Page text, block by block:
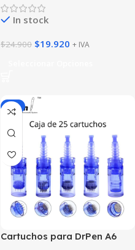
In stock
$24.900 $19.920 + IVA
-4%
Cartuchos para DrPen A6